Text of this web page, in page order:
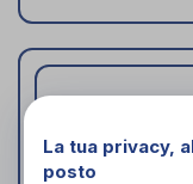
La tua privacy,
posto